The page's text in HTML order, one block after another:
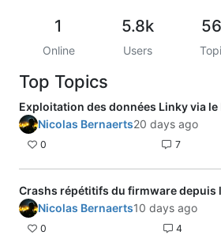
1
Online
5.8k
Users
Top Topics
Exploitation des données Linky via le
Nicolas Bernaerts20 days ago
0 7
Crashs répétitifs du firmware depuis
Nicolas Bernaerts10 days ago
0 4